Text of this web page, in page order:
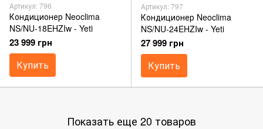
Артикул: 796
Кондиционер Neoclima
NS/NU-18EHZIw - Yeti
23 999 грн
Купить
Артикул: 797
Кондиционер Neoclima
NS/NU-24EHZIw - Yeti
27 999 грн
Купить
Показать еще 20 товаров